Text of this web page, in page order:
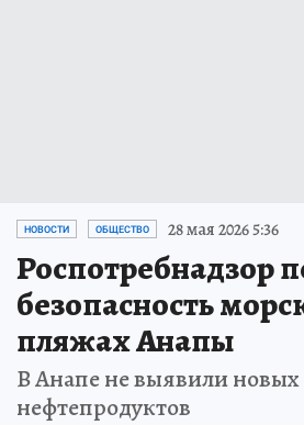
НОВОСТИ ОБЩЕСТВО 28 мая 2026 5:36
Роспотребнадзор
безопасность
пляжах Анапы
В Анапе не выявили новых
нефтепродуктов